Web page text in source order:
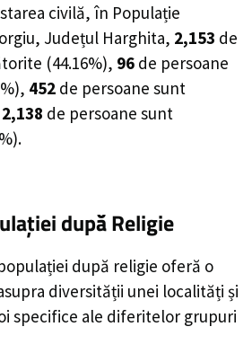
civilă, în Populație
Județul Harghita, 2,153 de
(44.16%), 96 de persoane
), 452 de persoane sunt
2,138 de persoane sunt
).
după Religie
după religie oferă o
diversității unei localități și
specifice ale diferitelor grupuri